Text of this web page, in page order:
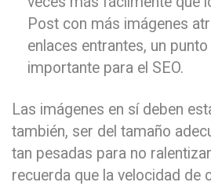
Post con más imágenes
enlaces entrantes, un
importante para el SEO.
Las imágenes en sí deben
también, ser del tamaño
tan pesadas para no
recuerda que la velocidad de